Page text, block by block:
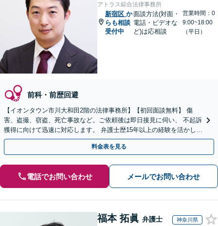
アトラス綜合法律事務所
新宿区 か
らも相談
受付中
面談方法(対面・
電話・ビデオな
ど)は応相談
営業時間：0
9:00~18:00
（平日）
前科・前歴回避
【イオンタウン市川大和田2階の法律事務所】【初回面談無料】 傷
害、盗撮、窃盗、死亡事故など。ご依頼後は即日接見に伺い、 不起訴
獲得に向けて迅速に対応します。 弁護士歴15年以上の経験を活かし、
最善の結果を模索します。【電話相談可】
料金表を見る
電話でお問い合わせ メールでお問い合わせ
福本 拓眞 弁護士 神奈川県